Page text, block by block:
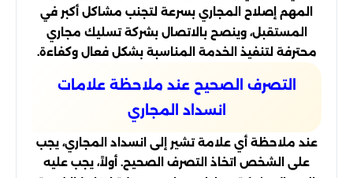
المهم إصلاح المجاري بسرعة لتجنب مشاكل أكبر في
المستقبل، وينصح بالاتصال بشركة تسليك مجاري
محترفة لتنفيذ الخدمة المناسبة بشكل فعال وكفاءة.
التصرف الصحيح عند ملاحظة علامات
انسداد المجاري
عند ملاحظة أي علامة تشير إلى انسداد المجاري، يجب
على الشخص اتخاذ التصرف الصحيح. أولاً، يجب عليه